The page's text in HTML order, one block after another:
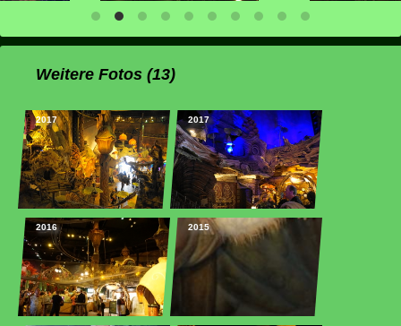
Weitere Fotos (13)
2017 2017
2016 2015